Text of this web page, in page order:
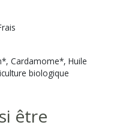
Cardamome*, Huile
biologique
être